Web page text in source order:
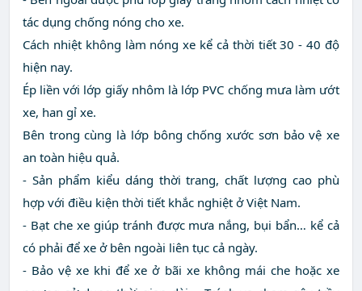
tác dụng chống nóng cho xe.
Cách nhiệt không làm nóng xe kể cả thời tiết 30 - 40 độ
hiện nay.
Ép liền với lớp giấy nhôm là lớp PVC chống mưa làm ướt
xe, han gỉ xe.
Bên trong cùng là lớp bông chống xước sơn bảo vệ xe
an toàn hiệu quả.
- Sản phẩm kiểu dáng thời trang, chất lượng cao phù
hợp với điều kiện thời tiết khắc nghiệt ở Việt Nam.
- Bạt che xe giúp tránh được mưa nắng, bụi bẩn… kể cả
có phải để xe ở bên ngoài liên tục cả ngày.
- Bảo vệ xe khi để xe ở bãi xe không mái che hoặc xe